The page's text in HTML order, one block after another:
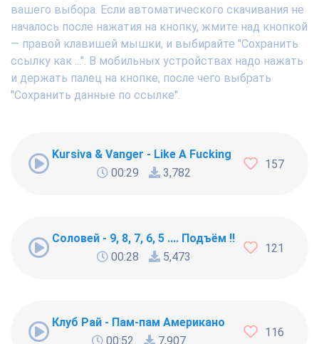
вашего выбора. Если автоматического скачивания не
началось после нажатия на кнопку, жмите над кнопкой
— правой клавишей мышки, и выбирайте "Сохранить
ссылку как ...". В мобильных устройствах надо нажать
и держать палец на кнопке, после чего выбрать
"Сохранить данные по ссылке".
Kursiva & Vanger - Like A Fucking Newbie
00:29
3,782
157
Соловей - 9, 8, 7, 6, 5 .... Подъём !!!
00:28
5,473
121
Клуб Рай - Пам-пам Американо
00:52
7,907
116